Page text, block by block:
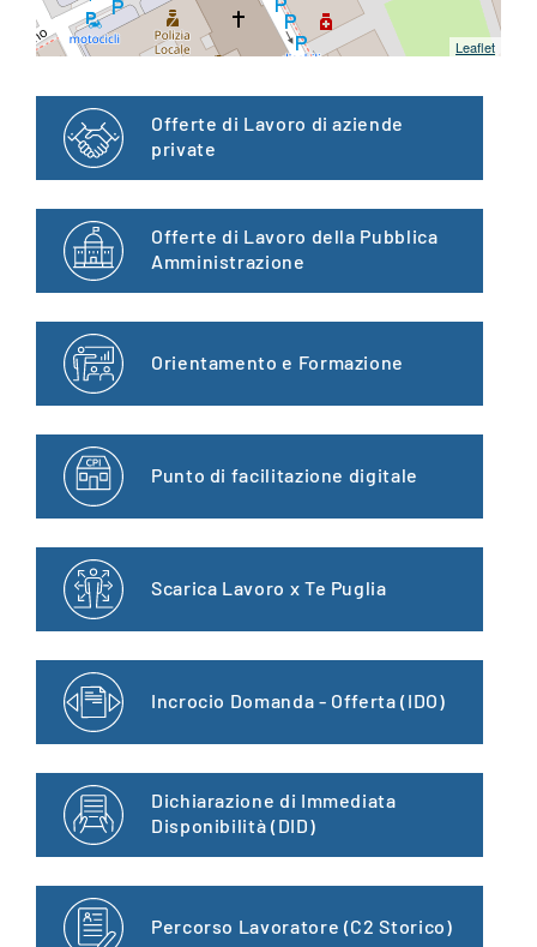
Leaflet
Offerte di Lavoro di aziende
private
Offerte di Lavoro della Pubblica
Amministrazione
Orientamento e Formazione
Punto di facilitazione digitale
Scarica Lavoro x Te Puglia
Incrocio Domanda - Offerta (IDO)
Dichiarazione di Immediata
Disponibilità (DID)
Percorso Lavoratore (C2 Storico)